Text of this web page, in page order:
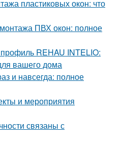
пластиковых окон: что
ПВХ окон: полное
REHAU INTELIO:
вашего дома
и навсегда: полное
и мероприятия
связаны с